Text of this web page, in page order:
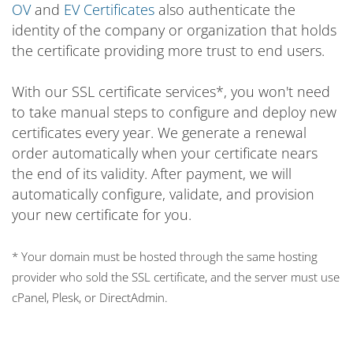
OVand EV Certificates also authenticate the
identity of the company or organization that holds
the certificate providing more trust to end users.
With our SSL certificate services*, you won't need
to take manual steps to configure and deploy new
certificates every year. We generate a renewal
order automatically when your certificate nears
the end of its validity. After payment, we will
automatically configure, validate, and provision
your new certificate for you.
* Your domain must be hosted through the same hosting
provider who sold the SSL certificate, and the server must use
cPanel, Plesk, or DirectAdmin.